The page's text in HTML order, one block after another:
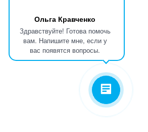
Ольга Кравченко
Здравствуйте! Готова помочь
вам. Напишите мне, если у
вас появятся вопросы.